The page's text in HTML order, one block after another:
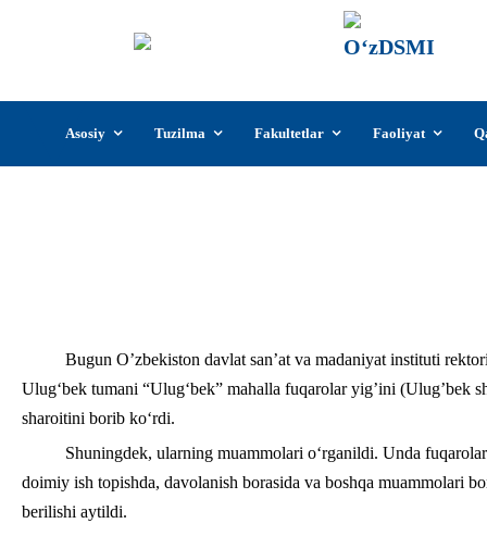
content
Asosiy Tuzilma Fakultetlar Faoliyat
Bugun O’zbekiston davlat san’at va madaniyat instituti
Ulug‘bek tumani “Ulug‘bek” mahalla fuqarolar yig’ini (Ulug’bek
sharoitini borib ko‘rdi.
Shuningdek, ularning muammolari o‘rganildi. Unda
doimiy ish topishda, davolanish borasida va boshqa muammolari
berilishi aytildi.